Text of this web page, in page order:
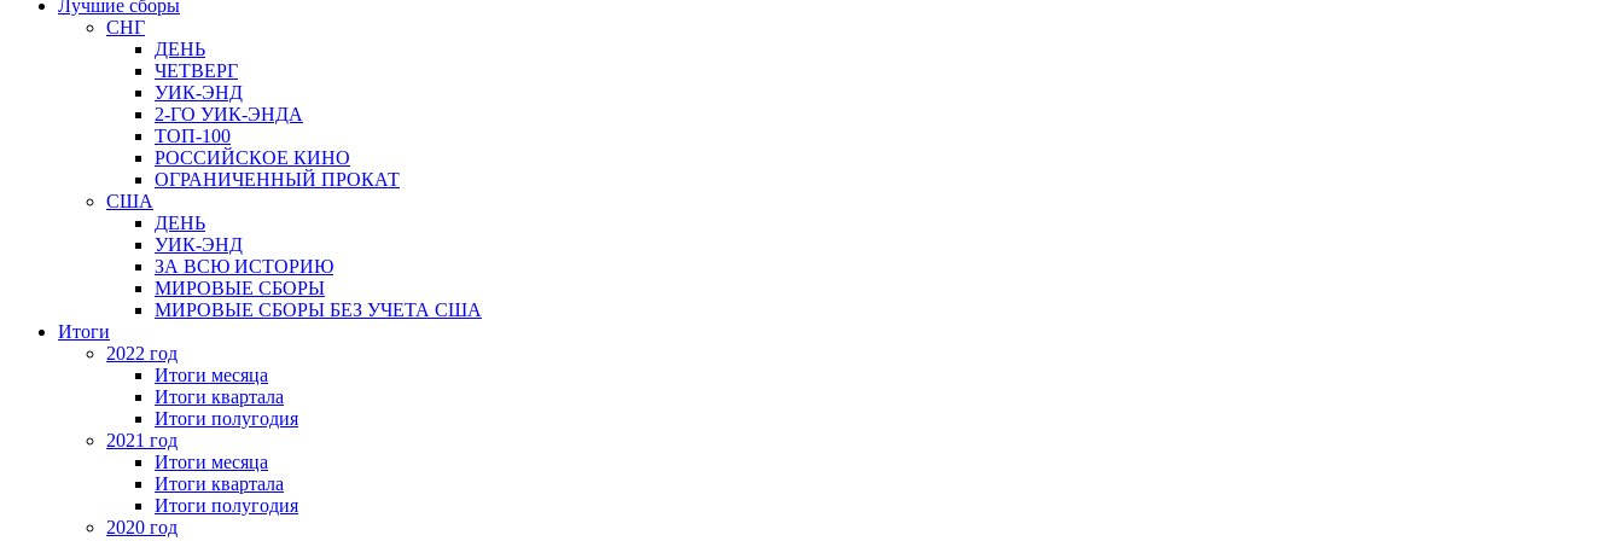
Лучшие сборы
СНГ
ДЕНЬ
ЧЕТВЕРГ
УИК-ЭНД
2-ГО УИК-ЭНДА
ТОП-100
РОССИЙСКОЕ КИНО
ОГРАНИЧЕННЫЙ ПРОКАТ
США
ДЕНЬ
УИК-ЭНД
ЗА ВСЮ ИСТОРИЮ
МИРОВЫЕ СБОРЫ
МИРОВЫЕ СБОРЫ БЕЗ УЧЕТА США
Итоги
2022 год
Итоги месяца
Итоги квартала
Итоги полугодия
2021 год
Итоги месяца
Итоги квартала
Итоги полугодия
2020 год